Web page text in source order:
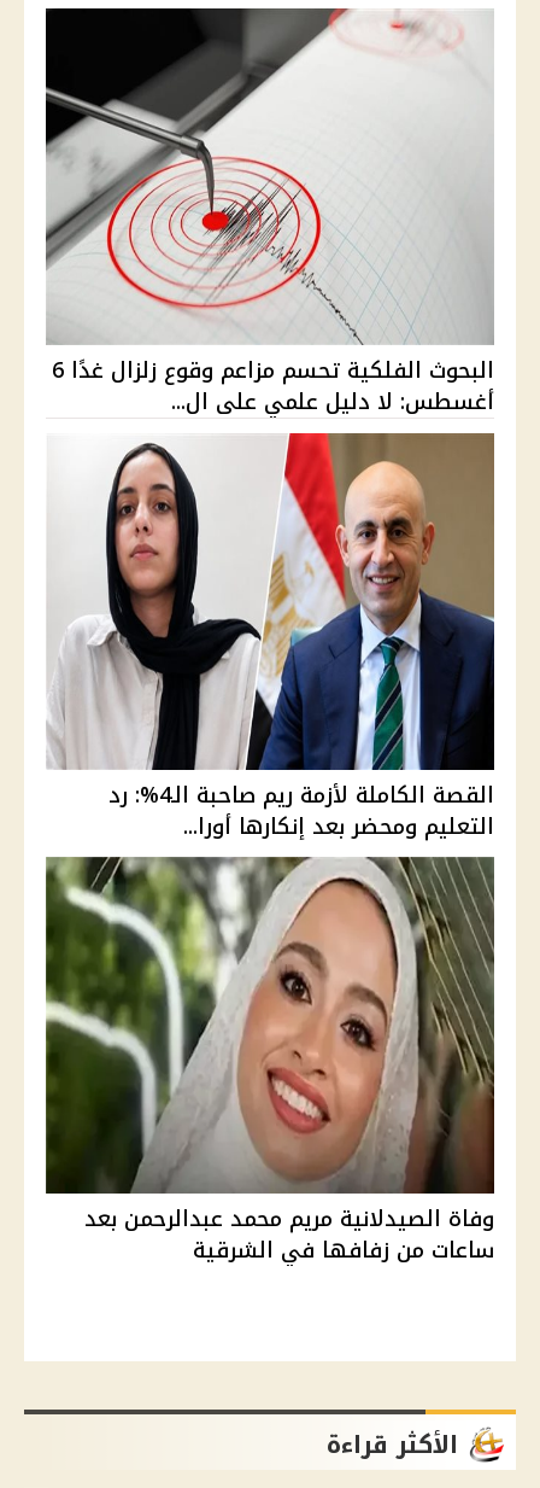
البحوث الفلكية تحسم مزاعم وقوع زلزال غدًا 6
أغسطس: لا دليل علمي على ال...
القصة الكاملة لأزمة ريم صاحبة الـ4%: رد
التعليم ومحضر بعد إنكارها أورا...
وفاة الصيدلانية مريم محمد عبدالرحمن بعد
ساعات من زفافها في الشرقية
الأكثر قراءة